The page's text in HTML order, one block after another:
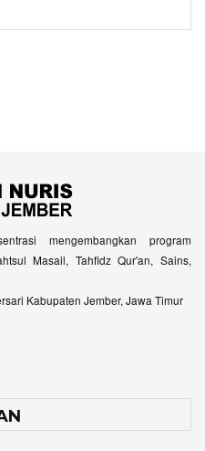
mengembangkan program
Masail, Tahfidz Qur'an, Sains,
Kabupaten Jember, Jawa Timur